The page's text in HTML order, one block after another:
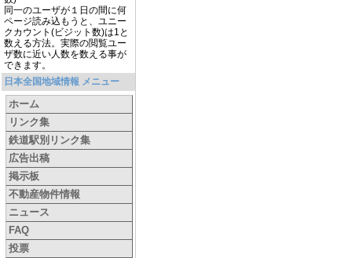
同一のユーザが１日の間に何
ページ読み込もうと、ユニー
クカウント(ビジット数)は1と
数える方法。実際の閲覧ユー
ザ数に近い人数を数える事が
できます。
日本全国地域情報 メニュー
ホーム
リンク集
鉄道駅別リンク集
広告出稿
掲示板
不動産物件情報
ニュース
FAQ
投票